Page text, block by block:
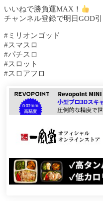
いいねで勝負運MAX！
チャンネル登録で明日GOD
#ミリオンゴッド
#スマスロ
#パチスロ
#スロット
#スロアフロ